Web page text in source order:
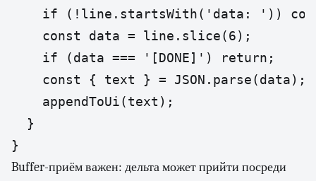
if (!line.startsWith('data: '))
    const data = line.slice(6);
    if (data === '[DONE]') return;
    const { text } = JSON.parse(data);
    appendToUi(text);
  }
}
Buffer-приём важен: дельта может прийти посреди